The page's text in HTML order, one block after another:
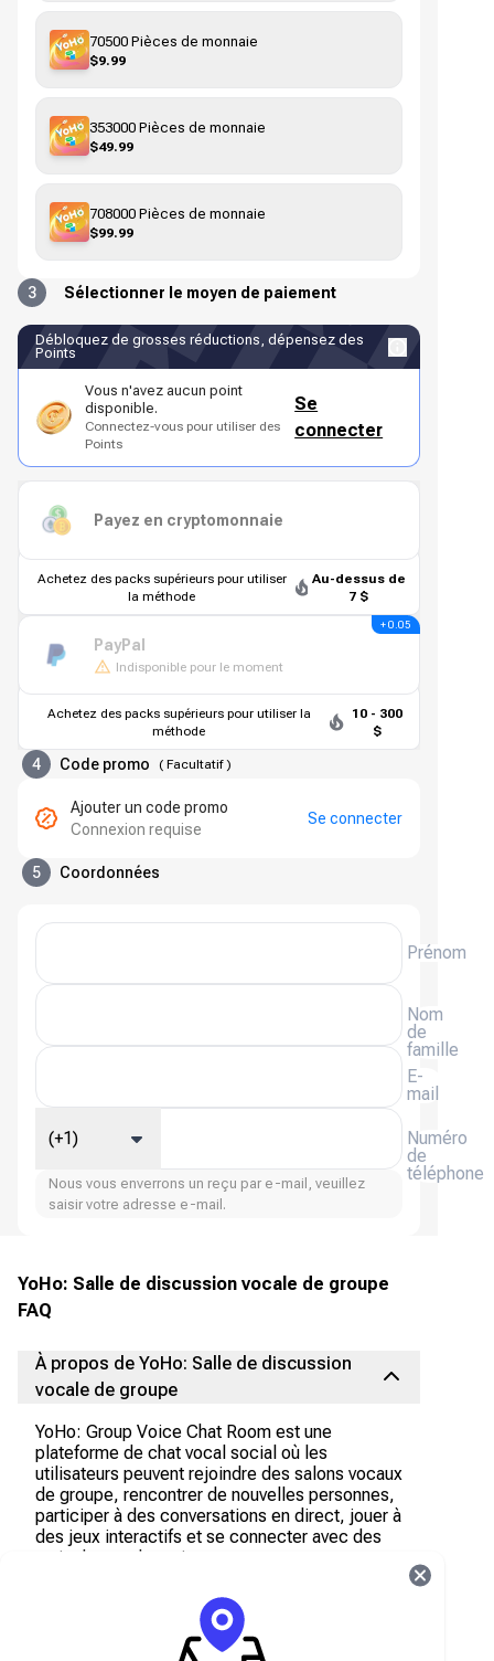
70500 Pièces de monnaie
$9.99
353000 Pièces de monnaie
$49.99
708000 Pièces de monnaie
$99.99
3 Sélectionner le moyen de paiement
Débloquez de grosses réductions, dépensez des
Points
Vous n'avez aucun point
disponible.
Connectez-vous pour utiliser des
Points
Se
connecter
Payez en cryptomonnaie
Achetez des packs supérieurs pour utiliser
la méthode
Au-dessus de
7 $
PayPal
Indisponible pour le moment
+ 0.05
Achetez des packs supérieurs pour utiliser la
méthode
10 - 300
$
4 Code promo ( Facultatif)
Ajouter un code promo
Connexion requise
Se connecter
5 Coordonnées
Prénom
Nom
de
famille
E-
mail
Numéro
de
téléphone
(+1)
Nous vous enverrons un reçu par e-mail, veuillez
saisir votre adresse e-mail.
YoHo: Salle de discussion vocale de groupe
FAQ
À propos de YoHo: Salle de discussion
vocale de groupe
YoHo: Group Voice Chat Room est une
plateforme de chat vocal social où les
utilisateurs peuvent rejoindre des salons vocaux
de groupe, rencontrer de nouvelles personnes,
participer à des conversations en direct, jouer à
des jeux interactifs et se connecter avec des
amis du monde entier.
Que sont les YoHo Coins ?